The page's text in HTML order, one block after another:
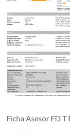
Ficha Asesor FD